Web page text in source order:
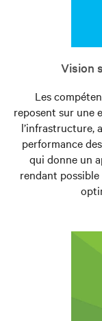
Vision
Les
reposent sur une
l’infrastructure,
performance
qui donne un
rendant